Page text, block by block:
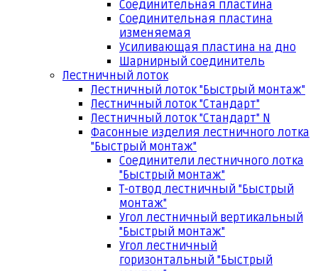
Соединительная пластина
Соединительная пластина
изменяемая
Усиливающая пластина на дно
Шарнирный соединитель
Лестничный лоток
Лестничный лоток "Быстрый монтаж"
Лестничный лоток "Стандарт"
Лестничный лоток "Стандарт" N
Фасонные изделия лестничного лотка
"Быстрый монтаж"
Соединители лестничного лотка
"Быстрый монтаж"
Т-отвод лестничный "Быстрый
монтаж"
Угол лестничный вертикальный
"Быстрый монтаж"
Угол лестничный
горизонтальный "Быстрый